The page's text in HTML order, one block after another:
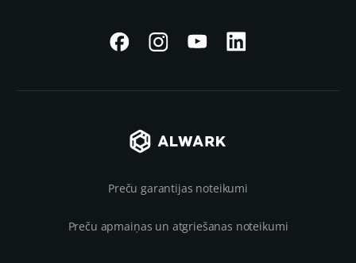
Preču garantijas noteikumi
Preču apmaiņas un atgriešanas noteikumi